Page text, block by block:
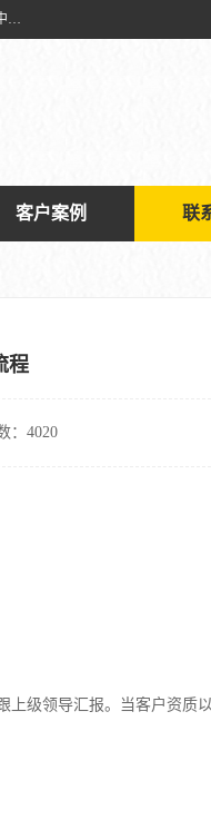
深圳鑫企通投资发展有限公司提供福田写字楼出租,福田中心区写字楼出租,后海写字楼出租,科技园写字楼出租,南山写字楼出租,前海写字楼出租,宝安中心写字楼出租,车公庙写字楼出租,深圳写字楼出租，欢迎有需要的朋友前来咨询。
客户案例 联
程
：4020
级领导汇报。当客户资质